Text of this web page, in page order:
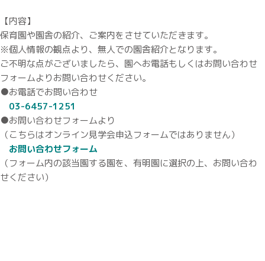
【内容】
保育園や園舎の紹介、ご案内をさせていただきます。
※個人情報の観点より、無人での園舎紹介となります。
ご不明な点がございましたら、園へお電話もしくはお問い合わせ
フォームよりお問い合わせください。
●お電話でお問い合わせ
03-6457-1251
●お問い合わせフォームより
（こちらはオンライン見学会申込フォームではありません）
お問い合わせフォーム
（フォーム内の該当園する園を、有明園に選択の上、お問い合わ
せください）